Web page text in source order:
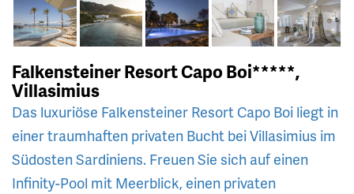
Falkensteiner Resort Capo Boi*****,
Villasimius
Das luxuriöse Falkensteiner Resort Capo Boi liegt in
einer traumhaften privaten Bucht bei Villasimius im
Südosten Sardiniens. Freuen Sie sich auf einen
Infinity-Pool mit Meerblick, einen privaten